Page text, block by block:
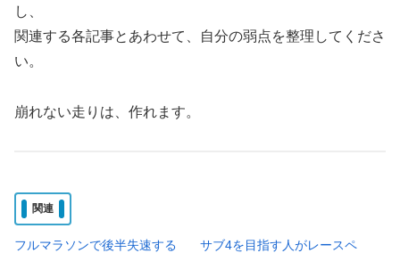
し、
関連する各記事とあわせて、自分の弱点を整理してくださ
い。
崩れない走りは、作れます。
関連
フルマラソンで後半失速する
サブ4を目指す人がレースペ